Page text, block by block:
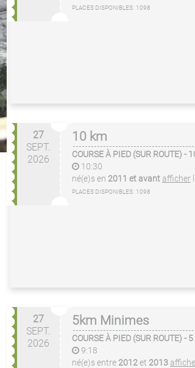
PLACES DISPONIBLES: 1098
27
SEPT.
2026
10 km
COURSE À PIED (SUR ROUTE) -
10:30
né(e)s en 2011 et avantafficher
PLACES DISPONIBLES: 1098
27
SEPT.
2026
5km Minimes
COURSE À PIED (SUR ROUTE) -
9:18
né(e)s entre 2012et 2013